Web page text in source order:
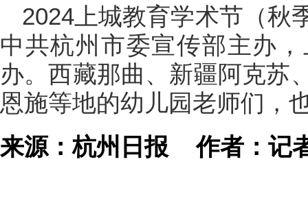
2024上城教育学术节（秋
中共杭州市委宣传部主办
办。西藏那曲、新疆阿克苏
恩施等地的幼儿园老师们，
来源：杭州日报作者：